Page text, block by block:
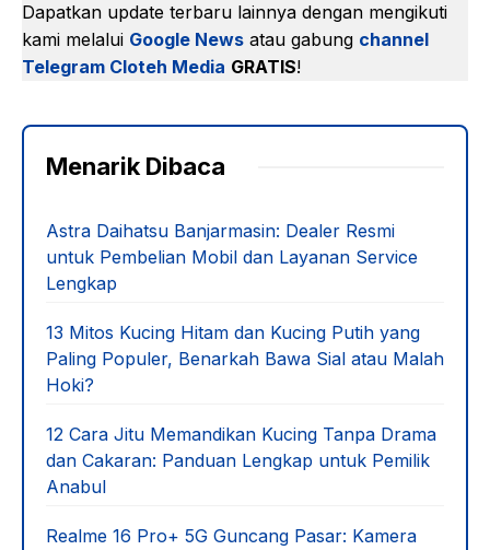
Dapatkan update terbaru lainnya dengan mengikuti
kami melalui Google News atau gabung channel
Telegram Cloteh Media GRATIS!
Menarik Dibaca
Astra Daihatsu Banjarmasin: Dealer Resmi
untuk Pembelian Mobil dan Layanan Service
Lengkap
13 Mitos Kucing Hitam dan Kucing Putih yang
Paling Populer, Benarkah Bawa Sial atau Malah
Hoki?
12 Cara Jitu Memandikan Kucing Tanpa Drama
dan Cakaran: Panduan Lengkap untuk Pemilik
Anabul
Realme 16 Pro+ 5G Guncang Pasar: Kamera